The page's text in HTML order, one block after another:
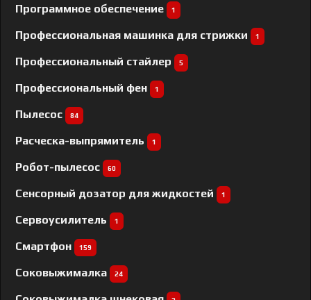
Программное обеспечение 1
Профессиональная машинка для стрижки 1
Профессиональный cтайлер 5
Профессиональный фен 1
Пылесос 84
Расческа-выпрямитель 1
Робот-пылесос 60
Сенсорный дозатор для жидкостей 1
Сервоусилитель 1
Смартфон 159
Соковыжималка 24